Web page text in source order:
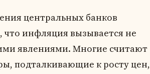
центральных банков
что инфляция вызывается не
явлениями. Многие считают
подталкивающие к росту цен,